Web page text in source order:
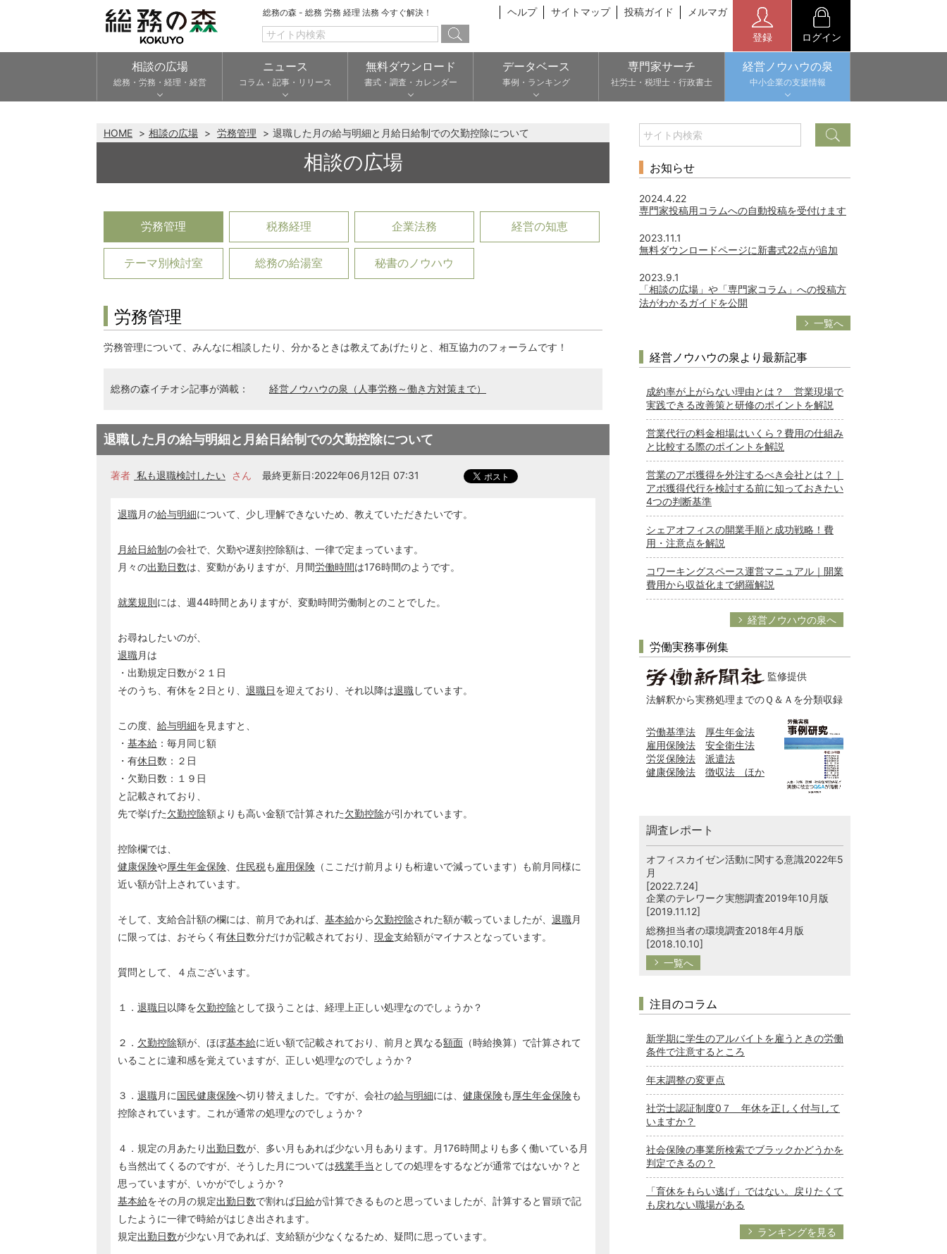
総務の森 - 総務 労務 経理 法務 今すぐ解決！ ヘルプ サイトマップ 投稿ガイド メルマガ
登録 ログイン
相談の広場
総務・労務・経理・経営
ニュース
コラム・記事・リリース
無料ダウンロード
書式・調査・カレンダー
データベース
事例・ランキング
専門家サーチ
社労士・税理士・行政書士
経営ノウハウの泉
中小企業の支援情報
HOME 相談の広場 労務管理 退職した月の給与明細と月給日給制での欠勤控除について
相談の広場
労務管理 税務経理 企業法務 経営の知恵
テーマ別検討室 総務の給湯室 秘書のノウハウ
労務管理
労務管理について、みんなに相談したり、分かるときは教えてあげたりと、相互協力のフォーラムです！
総務の森イチオシ記事が満載： 経営ノウハウの泉（人事労務～働き方対策まで）
退職した月の給与明細と月給日給制での欠勤控除について
著者 私も退職検討したい さん 最終更新日:2022年06月12日 07:31
退職月の給与明細について、少し理解できないため、教えていただきたいです。
月給日給制の会社で、欠勤や遅刻控除額は、一律で定まっています。
月々の出勤日数は、変動がありますが、月間労働時間は176時間のようです。
就業規則には、週44時間とありますが、変動時間労働制とのことでした。
お尋ねしたいのが、
退職月は
・出勤規定日数が２１日
そのうち、有休を２日とり、 退職日を迎えており、それ以降は退職しています。
この度、 給与明細を見ますと、
・ 基本給 ：毎月同じ額
・有休日数：２日
・欠勤日数：１９日
と記載されており、
先で挙げた欠勤控除額よりも高い金額で計算された欠勤控除が引かれています。
控除欄では、
健康保険や厚生年金保険 住民税も 雇用保険 （ここだけ前月よりも桁違いで減っています）も前月同様に
近い額が計上されています。
そして、支給合計額の欄には、前月であれば、 基本給から欠勤控除された額が載っていましたが、 退職月
に限っては、おそらく有休日数分だけが記載されており、 現金支給額がマイナスとなっています。
質問として、４点ございます。
１． 退職日以降を欠勤控除として扱うことは、経理上正しい処理なのでしょうか？
２． 欠勤控除額が、ほぼ基本給に近い額で記載されており、前月と異なる額面 （時給換算）で計算されて
いることに違和感を覚えていますが、正しい処理なのでしょうか？
３． 退職月に国民健康保険へ切り替えました。ですが、会社の給与明細には、 健康保険も 厚生年金保険も
控除されています。これが通常の処理なのでしょうか？
４．規定の月あたり 出勤日数が、多い月もあれば少ない月もあります。月176時間よりも多く働いている月
も当然出てくるのですが、そうした月については残業手当 としての処理をするなどが通常ではないか？と
思っていますが、いかがでしょうか？
基本給をその月の規定出勤日数で割れば日給が計算できるものと思っていましたが、計算すると冒頭で記
したように一律で時給がはじき出されます。
規定出勤日数が少ない月であれば、支給額が少なくなるため、疑問に思っています。
お知らせ
2024.4.22
専門家投稿用コラムへの自動投稿を受付けます
2023.11.1
無料ダウンロードページに新書式22点が追加
2023.9.1
「相談の広場」や「専門家コラム」への投稿方
法がわかるガイドを公開
一覧へ
経営ノウハウの泉より最新記事
成約率が上がらない理由とは？ 営業現場で
実践できる改善策と研修のポイントを解説
営業代行の料金相場はいくら？費用の仕組み
と比較する際のポイントを解説
営業のアポ獲得を外注するべき会社とは？｜
アポ獲得代行を検討する前に知っておきたい
4つの判断基準
シェアオフィスの開業手順と成功戦略！費
用・注意点を解説
コワーキングスペース運営マニュアル｜開業
費用から収益化まで網羅解説
経営ノウハウの泉へ
労働実務事例集
監修提供
法解釈から実務処理までのＱ＆Ａを分類収録
労働基準法
厚生年金法
雇用保険法
安全衛生法
労災保険法
派遣法
健康保険法
徴収法 ほか
調査レポート
オフィスカイゼン活動に関する意識2022年5
月
[2022.7.24]
企業のテレワーク実態調査2019年10月版
[2019.11.12]
総務担当者の環境調査2018年4月版
[2018.10.10]
一覧へ
注目のコラム
新学期に学生のアルバイトを雇うときの労働
条件で注意するところ
年末調整の変更点
社労士認証制度0７ 年休を正しく付与して
いますか？
社会保険の事業所検索でブラックかどうかを
判定できるの？
「育休をもらい逃げ」ではない。戻りたくて
も戻れない職場がある
ランキングを見る